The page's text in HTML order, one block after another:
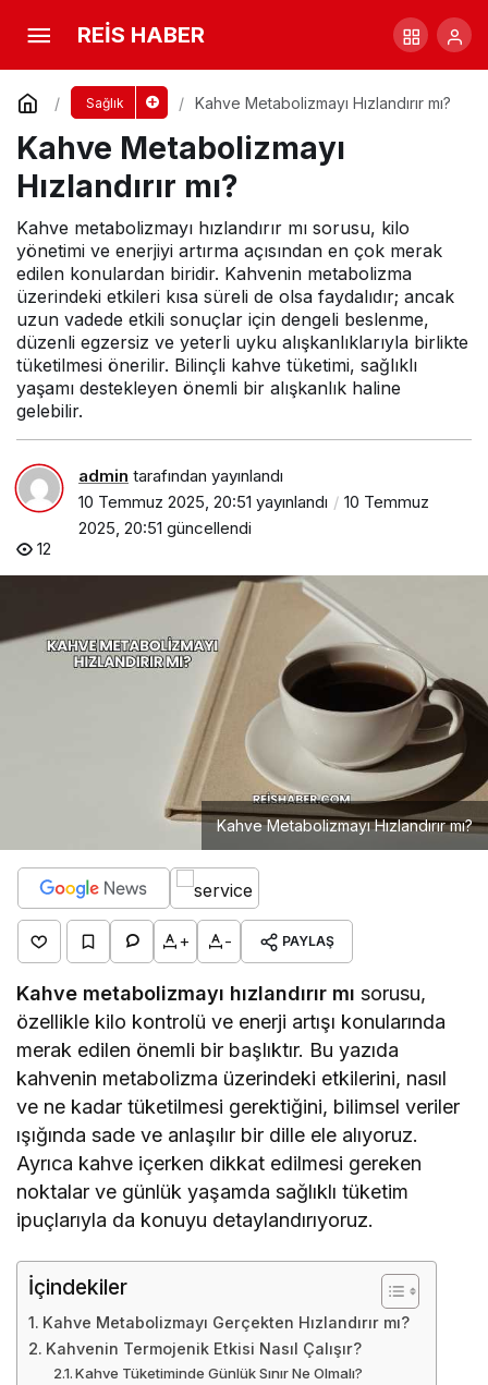
REİS HABER
Sağlık Kahve Metabolizmayı Hızlandırır mı?
Kahve Metabolizmayı
Hızlandırır mı?
Kahve metabolizmayı hızlandırır mı sorusu, kilo
yönetimi ve enerjiyi artırma açısından en çok merak
edilen konulardan biridir. Kahvenin metabolizma
üzerindeki etkileri kısa süreli de olsa faydalıdır; ancak
uzun vadede etkili sonuçlar için dengeli beslenme,
düzenli egzersiz ve yeterli uyku alışkanlıklarıyla birlikte
tüketilmesi önerilir. Bilinçli kahve tüketimi, sağlıklı
yaşamı destekleyen önemli bir alışkanlık haline
gelebilir.
admin tarafından yayınlandı
10 Temmuz 2025, 20:51 yayınlandı
10 Temmuz
2025, 20:51 güncellendi
12
Kahve Metabolizmayı Hızlandırır mı?
+ - PAYLAŞ
Kahve metabolizmayı hızlandırır mı sorusu,
özellikle kilo kontrolü ve enerji artışı konularında
merak edilen önemli bir başlıktır. Bu yazıda
kahvenin metabolizma üzerindeki etkilerini, nasıl
ve ne kadar tüketilmesi gerektiğini, bilimsel veriler
ışığında sade ve anlaşılır bir dille ele alıyoruz.
Ayrıca kahve içerken dikkat edilmesi gereken
noktalar ve günlük yaşamda sağlıklı tüketim
ipuçlarıyla da konuyu detaylandırıyoruz.
İçindekiler
Kahve Metabolizmayı Gerçekten Hızlandırır mı?
Kahvenin Termojenik Etkisi Nasıl Çalışır?
Kahve Tüketiminde Günlük Sınır Ne Olmalı?
Kahve Metabolizmayı Hızlandırır mı?
Yorum Yap